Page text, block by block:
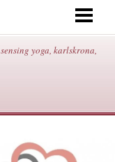
yoga, karlskrona,